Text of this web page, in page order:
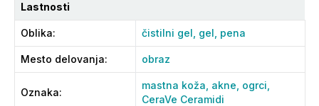
Lastnosti
Oblika: čistilni gel, gel, pena
Mesto delovanja: obraz
Oznaka:
mastna koža, akne, ogrci,
CeraVe Ceramidi